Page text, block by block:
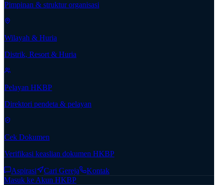
Pimpinan & struktur organisasi
Wilayah & Huria
Distrik, Resort & Huria
Pelayan HKBP
Direktori pendeta & pelayan
Cek Dokumen
Verifikasi keaslian dokumen HKBP
Aspirasi Cari Gereja
Kontak
Masuk ke Akun HKBP